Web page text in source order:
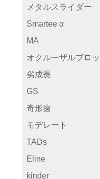
メタルスライダー
Smartee α
MA
オクルーザルブロ
劣成長
GS
奇形歯
モデレート
TADs
Eline
kinder